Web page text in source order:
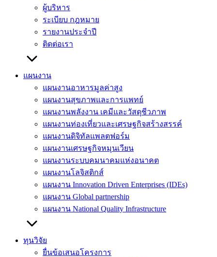
ผู้บริหาร
ระเบียบ กฎหมาย
รายงานประจำปี
ติดต่อเรา
แผนงาน
แผนงานอาหารมูลค่าสูง
แผนงานสุขภาพและการแพทย์
แผนงานพลังงาน เคมีและวัสดุชีวภาพ
แผนงานท่องเที่ยวและเศรษฐกิจสร้างสรรค์
แผนงานดิจิทัลแพลตฟอร์ม
แผนงานเศรษฐกิจหมุนเวียน
แผนงานระบบคมนาคมแห่งอนาคต
แผนงานโลจิสติกส์
แผนงาน Innovation Driven Enterprises (IDEs)
แผนงาน Global partnership
แผนงาน National Quality Infrastructure
ทุนวิจัย
ยื่นข้อเสนอโครงการ